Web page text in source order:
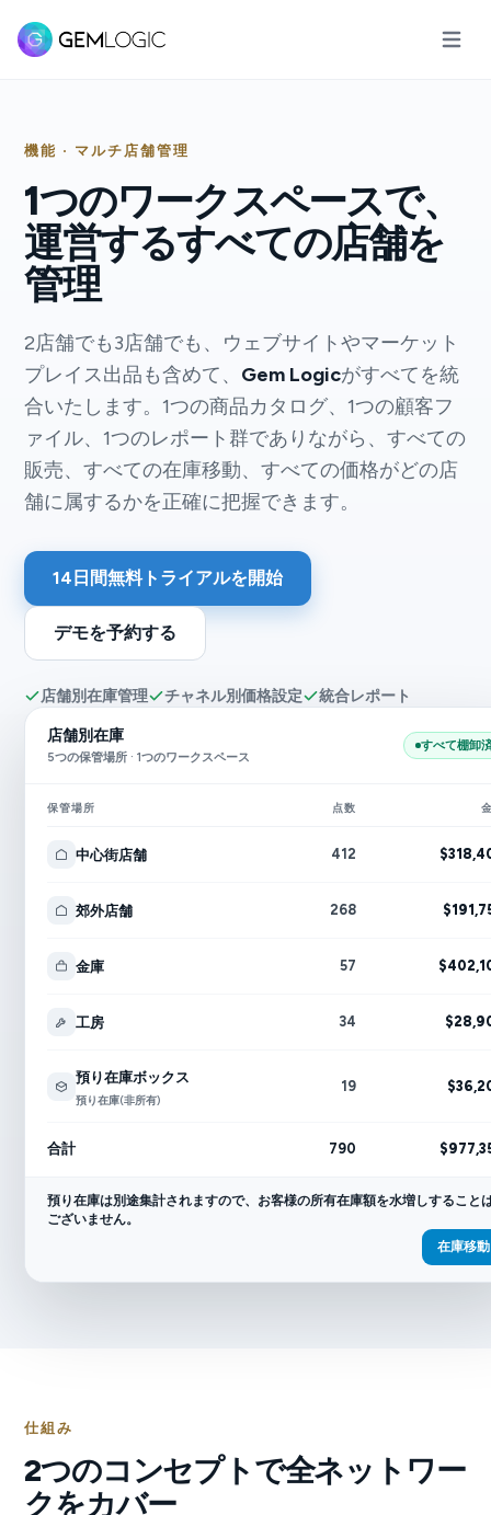
メイン
機能 · マルチ店舗管理
1つのワークスペースで、
運営するすべての店舗を
管理
2店舗でも3店舗でも、ウェブサイトやマーケット
プレイス出品も含めて、 Gem Logicがすべてを統
合いたします。1つの商品カタログ、1つの顧客フ
ァイル、1つのレポート群でありながら、すべての
販売、すべての在庫移動、すべての価格がどの店
舗に属するかを正確に把握できます。
14日間無料トライアルを開始
デモを予約する
店舗別在庫管理 チャネル別価格設定 統合レポート
店舗別在庫
5つの保管場所 · 1つのワークスペース
すべて棚卸
保管場所 点数
中心街店舗 412
郊外店舗 268
金庫 57
工房 34
預り在庫ボックス
預り在庫(非所有)
19
合計 790
預り在庫は別途集計されますので、お客様の所有在庫額を水増しすること
ございません。
在庫移動
仕組み
2つのコンセプトで全ネットワー
クをカバー